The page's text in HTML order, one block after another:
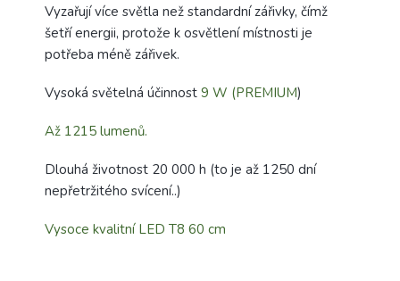
Vyzařují více světla než standardní zářivky, čímž
šetří energii, protože k osvětlení místnosti je
potřeba méně zářivek.
Vysoká světelná účinnost 9 W (PREMIUM)
Až 1215 lumenů.
Dlouhá životnost 20 000 h (to je až 1250 dní
nepřetržitého svícení..)
Vysoce kvalitní LED T8 60 cm